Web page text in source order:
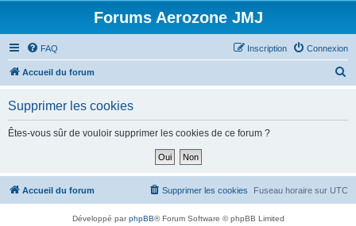
Forums Aerozone JMJ
FAQ Connexion
Inscription
Accueil du forum
h
Supprimer les cookies
Êtes-vous sûr de vouloir supprimer les cookies de ce forum ?
Accueil du forum Fuseau horaire sur UTC
Supprimer les cookies
Développé parphpBB® Forum Software © phpBB Limited